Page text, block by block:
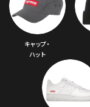
キャップ・
ハット